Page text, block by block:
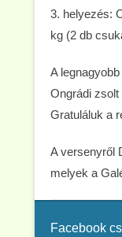
3. helyezés:
kg (2 db
A
Ongrádi zsolt
Gratuláluk a
A versenyről
melyek a
Facebook